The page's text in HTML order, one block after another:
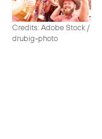
Credits: Adobe Stock /
drubig-photo